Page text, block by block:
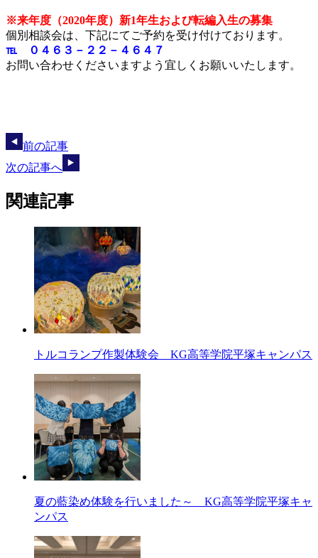
※来年度（2020年度）新1年生および転編入生の募集
個別相談会は、下記にてご予約を受け付けております。
℡ ０４６３－２２－４６４７
お問い合わせくださいますよう宜しくお願いいたします。
前の記事
次の記事へ
関連記事
トルコランプ作製体験会 KG高等学院平塚キャンパス
夏の藍染め体験を行いました～ KG高等学院平塚キャ
ンパス